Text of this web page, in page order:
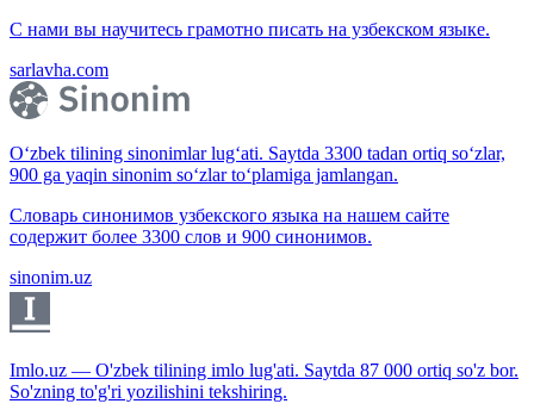
С нами вы научитесь грамотно писать на узбекском языке.
sarlavha.com
O‘zbek tilining sinonimlar lug‘ati. Saytda 3300 tadan ortiq so‘zlar,
900 ga yaqin sinonim so‘zlar to‘plamiga jamlangan.
Словарь синонимов узбекского языка на нашем сайте
содержит более 3300 слов и 900 синонимов.
sinonim.uz
Imlo.uz — O'zbek tilining imlo lug'ati. Saytda 87 000 ortiq so'z bor.
So'zning to'g'ri yozilishini tekshiring.